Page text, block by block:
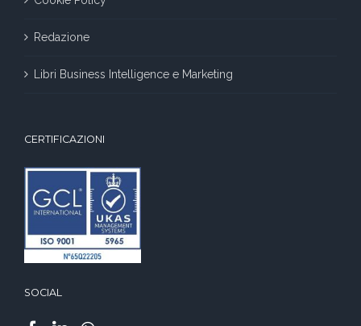
Redazione
Libri Business Intelligence e Marketing
CERTIFICAZIONI
SOCIAL